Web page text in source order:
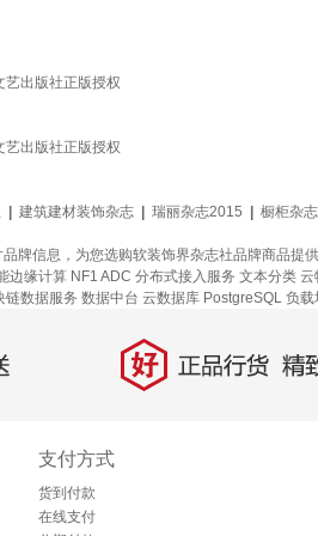
出版社正版授权
出版社正版授权
建筑建材装饰杂志 瑞丽杂志2015 橱柜杂志
信息，为您选购软装饰界杂志社品牌商品提
边缘计算 NF1 ADC 分布式接入服务 文本分类 云
链数据服务 数据中台 云数据库 PostgreSQL 负载
好 正品行货，精致
支付方式
货到付款
在线支付